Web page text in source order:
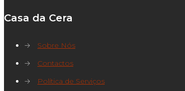
Casa da Cera
→
Sobre Nós
→
Contactos
→
Política de Serviços